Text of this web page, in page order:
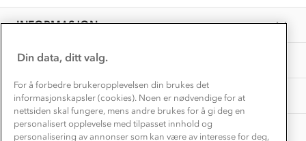
INFORMASJON
Presse
OM OSS
Samarbeide med oss?
TIPS OG RÅD
Store størrelser
Turmat oppskrifter
Beredskap
AKTIVITETER
Overnatte utendørs⛺
Leirskole 🥾
Barnehageansatt
Tips til hyttetur
Din data, ditt valg.
For å forbedre brukeropplevelsen din brukes det
informasjonskapsler (cookies). Noen er nødvendige for at
nettsiden skal fungere, mens andre brukes for å gi deg en
personalisert opplevelse med tilpasset innhold og
personalisering av annonser som kan være av interesse for deg,